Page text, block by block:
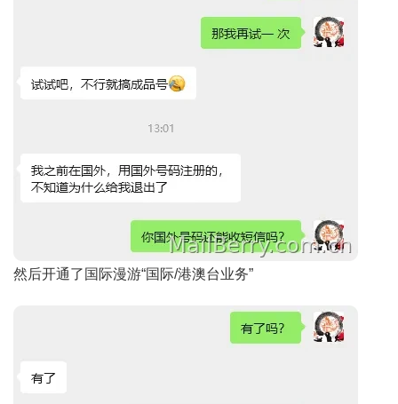
然后开通了国际漫游“国际/港澳台业务”